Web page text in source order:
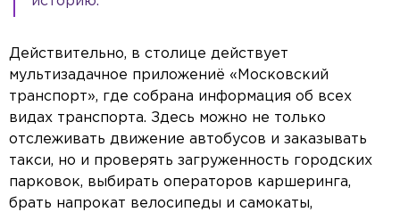
Действительно, в столице действует
мультизадачное приложениё «Московский
транспорт», где собрана информация об всех
видах транспорта. Здесь можно не только
отслеживать движение автобусов и заказывать
такси, но и проверять загруженность городских
парковок, выбирать операторов каршеринга,
брать напрокат велосипеды и самокаты,